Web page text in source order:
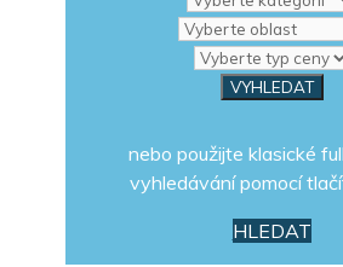
nebo použijte klasické
vyhledávání pomocí
HLEDAT